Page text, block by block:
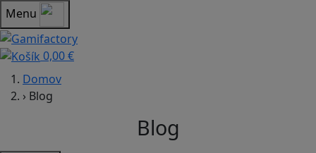
Menu
0,00 €
Domov
› Blog
Blog